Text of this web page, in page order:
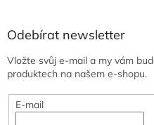
Odebírat newsletter
Vložte svůj e-mail a my vám
produktech na našem e-shopu.
E-mail